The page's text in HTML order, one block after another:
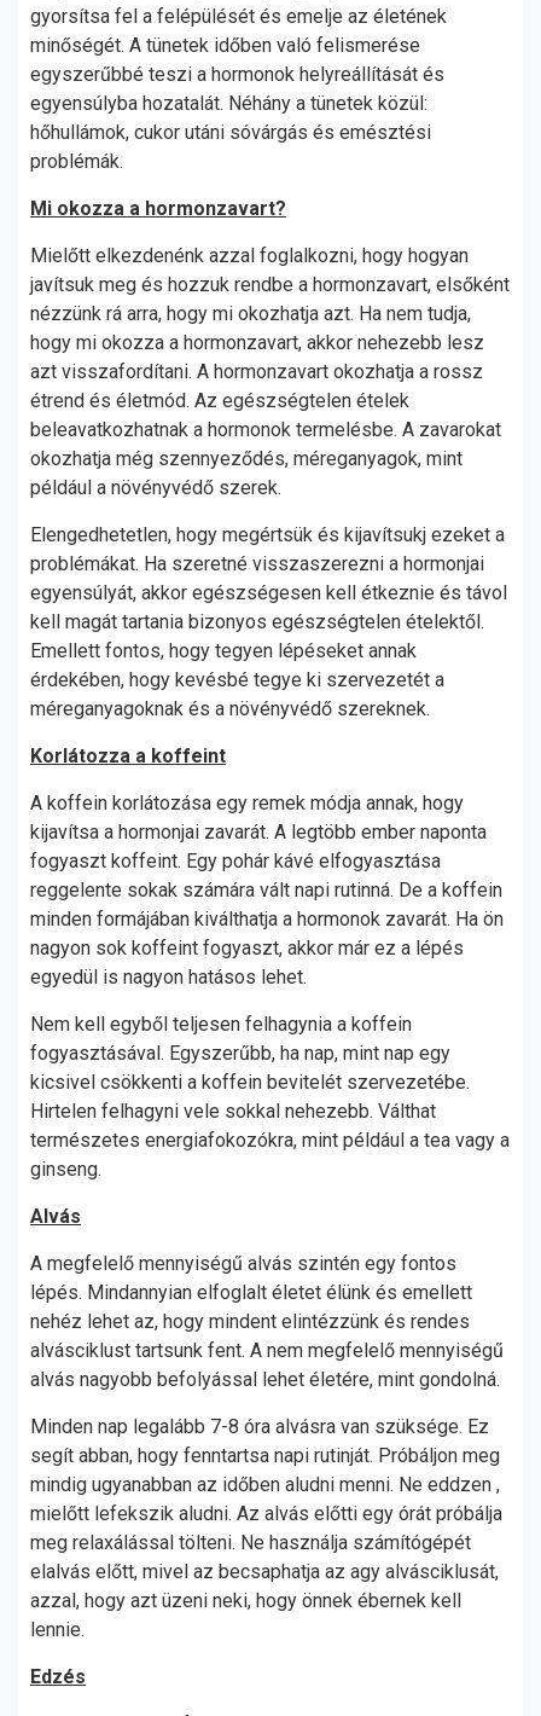
gyorsítsa fel a felépülését és emelje az életének
minőségét. A tünetek időben való felismerése
egyszerűbbé teszi a hormonok helyreállítását és
egyensúlyba hozatalát. Néhány a tünetek közül:
hőhullámok, cukor utáni sóvárgás és emésztési
problémák.
Mi okozza a hormonzavart?
Mielőtt elkezdenénk azzal foglalkozni, hogy hogyan
javítsuk meg és hozzuk rendbe a hormonzavart, elsőként
nézzünk rá arra, hogy mi okozhatja azt. Ha nem tudja,
hogy mi okozza a hormonzavart, akkor nehezebb lesz
azt visszafordítani. A hormonzavart okozhatja a rossz
étrend és életmód. Az egészségtelen ételek
beleavatkozhatnak a hormonok termelésbe. A zavarokat
okozhatja még szennyeződés, méreganyagok, mint
például a növényvédő szerek.
Elengedhetetlen, hogy megértsük és kijavítsukj ezeket a
problémákat. Ha szeretné visszaszerezni a hormonjai
egyensúlyát, akkor egészségesen kell étkeznie és távol
kell magát tartania bizonyos egészségtelen ételektől.
Emellett fontos, hogy tegyen lépéseket annak
érdekében, hogy kevésbé tegye ki szervezetét a
méreganyagoknak és a növényvédő szereknek.
Korlátozza a koffeint
A koffein korlátozása egy remek módja annak, hogy
kijavítsa a hormonjai zavarát. A legtöbb ember naponta
fogyaszt koffeint. Egy pohár kávé elfogyasztása
reggelente sokak számára vált napi rutinná. De a koffein
minden formájában kiválthatja a hormonok zavarát. Ha ön
nagyon sok koffeint fogyaszt, akkor már ez a lépés
egyedül is nagyon hatásos lehet.
Nem kell egyből teljesen felhagynia a koffein
fogyasztásával. Egyszerűbb, ha nap, mint nap egy
kicsivel csökkenti a koffein bevitelét szervezetébe.
Hirtelen felhagyni vele sokkal nehezebb. Válthat
természetes energiafokozókra, mint például a tea vagy a
ginseng.
Alvás
A megfelelő mennyiségű alvás szintén egy fontos
lépés. Mindannyian elfoglalt életet élünk és emellett
nehéz lehet az, hogy mindent elintézzünk és rendes
alvásciklust tartsunk fent. A nem megfelelő mennyiségű
alvás nagyobb befolyással lehet életére, mint gondolná.
Minden nap legalább 7-8 óra alvásra van szüksége. Ez
segít abban, hogy fenntartsa napi rutinját. Próbáljon meg
mindig ugyanabban az időben aludni menni. Ne eddzen ,
mielőtt lefekszik aludni. Az alvás előtti egy órát próbálja
meg relaxálással tölteni. Ne használja számítógépét
elalvás előtt, mivel az becsaphatja az agy alvásciklusát,
azzal, hogy azt üzeni neki, hogy önnek ébernek kell
lennie.
Edzés